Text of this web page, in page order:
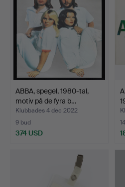
ABBA, spegel, 1980-tal,
motiv på de fyra b…
Klubbades 4 dec 2022
9 bud
374 USD